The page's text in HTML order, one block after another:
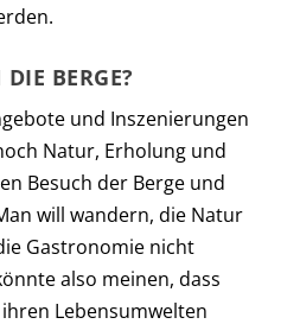
BERGE?
und Inszenierungen
Natur, Erholung und
Besuch der Berge und
will wandern, die Natur
Gastronomie nicht
also meinen, dass
Lebensumwelten